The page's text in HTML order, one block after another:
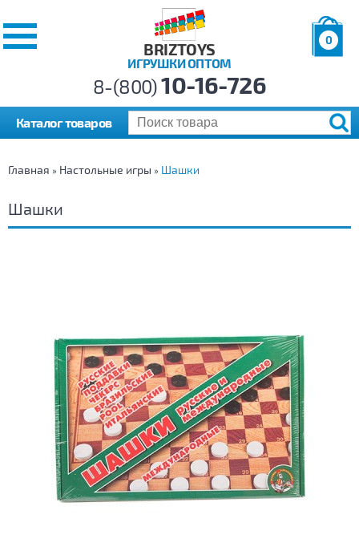
BRIZTOYS
ИГРУШКИ ОПТОМ
0
р.
8-(800)10-16-726
Каталог товаров
Главная » Настольные игры » Шашки
Шашки